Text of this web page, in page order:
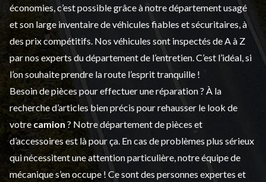
économies, c’est possible grâce à notredépartement usagé
et son large inventaire de véhicules fiables et sécuritaires, à
des prix compétitifs. Nos véhicules sont inspectés de A à Z
par nos experts du département de l’entretien . C’est l’idéal, si
l’on souhaite prendre la route l’esprit tranquille !
Besoin de pièces pour effectuer une réparation ? À la
recherche d’articles bien précis pour rehausser le look de
votre camion ? Notre département depièces et
d’accessoiresest là pour ça. En cas de problèmes plus sérieux
qui nécessitent une attention particulière, notre équipe de
mécanique s’en occupe ! Ce sont des personnes expertes et